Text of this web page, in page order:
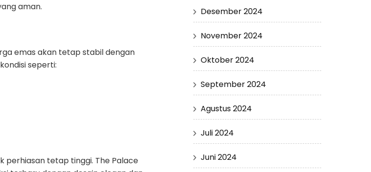
aman.
emas akan tetap stabil dengan
seperti:
perhiasan tetap tinggi. The Palace
Desember 2024
November 2024
Oktober 2024
September 2024
Agustus 2024
Juli 2024
Juni 2024